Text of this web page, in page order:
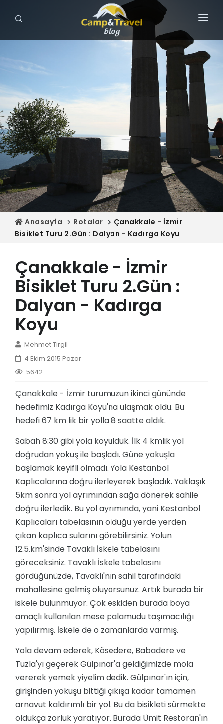
ANASAYFA
GEZİLECEK YERLER
KAMP ALANLARI
HARİTA
MAĞAZA
Anasayfa Rotalar
Çanakkale - İzmir
Bisiklet Turu 2.Gün : Dalyan - Kadırga Koyu
Çanakkale - İzmir
Bisiklet Turu 2.Gün :
Dalyan - Kadırga
Koyu
Mehmet Tirgil
4 Ekim 2015 Pazar
5642
Çanakkale - İzmir turumuzun ikinci gününde
hedefimiz Kadırga Koyu'na ulaşmak oldu. Bu
hedefi 67 km lik bir yolla 8 saatte aldık.
Sabah 8:30 gibi yola koyulduk. İlk 4 kmlik yol
doğrudan yokuş ile başladı. Güne yokuşla
başlamak keyifli olmadı. Yola Kestanbol
Kaplıcalarına doğru ilerleyerek başladık. Yaklaşık
5km sonra yol ayrımından sağa dönerek sahile
doğru ilerledik. Bu yol ayrımında, yani Kestanbol
Kaplıcaları tabelasının olduğu yerde yerden
çıkan kaplıca sularını görebilirsiniz. Yolun
12.5.km'sinde Tavaklı İskele tabelasını
göreceksiniz. Tavaklı İskele tabelasını
gördüğünüzde, Tavaklı'nın sahil tarafındaki
mahallesine gelmiş oluyorsunuz. Artık burada bir
iskele bulunmuyor. Çok eskiden burada boya
amaçlı kullanılan mese palamudu taşımacılığı
yapılırmış. İskele de o zamanlarda varmış.
Yola devam ederek, Kösedere, Babadere ve
Tuzla'yı geçerek Gülpınar'a geldiğimizde mola
vererek yemek yiyelim dedik. Gülpınar'ın için,
girişinden yokuşu bittiği çıkışa kadar tamamen
arnavut kaldırımlı bir yol. Bu da bisikleti sürmekte
oldukça zorluk yaratıyor. Burada Ümit Restoran'ın